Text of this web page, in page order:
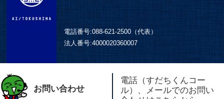
電話番号:088-621-2500（代表）
法人番号:4000020360007
お問い合わせ
電話（すだちくんコー
ル）、メールでのお問い